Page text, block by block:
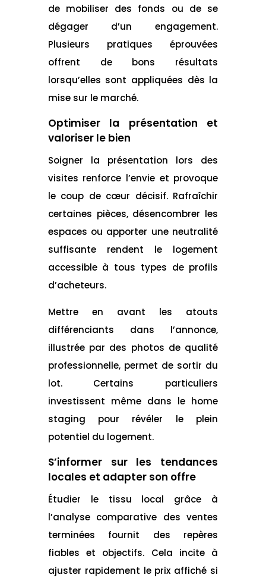
de mobiliser des fonds ou de se
dégager d’un engagement.
Plusieurs pratiques éprouvées
offrent de bons résultats
lorsqu’elles sont appliquées dès la
mise sur le marché.
Optimiser la présentation et
valoriser le bien
Soigner la présentation lors des
visites renforce l’envie et provoque
le coup de cœur décisif. Rafraîchir
certaines pièces, désencombrer les
espaces ou apporter une neutralité
suffisante rendent le logement
accessible à tous types de profils
d’acheteurs.
Mettre en avant les atouts
différenciants dans l’annonce,
illustrée par des photos de qualité
professionnelle, permet de sortir du
lot. Certains particuliers
investissent même dans le home
staging pour révéler le plein
potentiel du logement.
S’informer sur les tendances
locales et adapter son offre
Étudier le tissu local grâce à
l’analyse comparative des ventes
terminées fournit des repères
fiables et objectifs. Cela incite à
ajuster rapidement le prix affiché si